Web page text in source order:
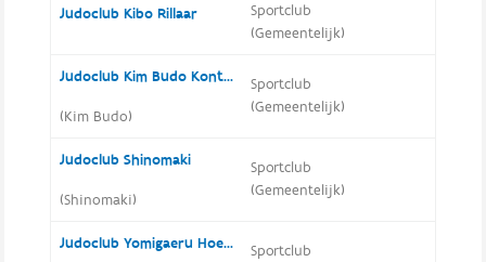
Judoclub Kibo Rillaar
Sportclub
(Gemeentelijk)
Judoclub Kim Budo Kontich
(Kim Budo)
Sportclub
(Gemeentelijk)
Judoclub Shinomaki
(Shinomaki)
Sportclub
(Gemeentelijk)
Judoclub Yomigaeru Hoegaarden
Sportclub